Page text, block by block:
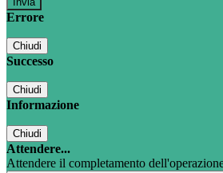
Errore
Chiudi
Successo
Chiudi
Informazione
Chiudi
Attendere...
Attendere il completamento